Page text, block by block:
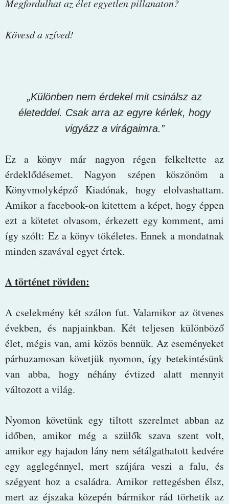
Megfordulhat az élet egyetlen pillanaton?
Kövesd a szíved!
„Különben nem érdekel mit csinálsz az
életeddel. Csak arra az egyre kérlek, hogy
vigyázz a virágaimra.”
Ez a könyv már nagyon régen felkeltette az
érdeklődésemet. Nagyon szépen köszönöm a
Könyvmolyképző Kiadónak, hogy elolvashattam.
Amikor a facebook-on kitettem a képet, hogy éppen
ezt a kötetet olvasom, érkezett egy komment, ami
így szólt: Ez a könyv tökéletes. Ennek a mondatnak
minden szavával egyet értek.
A történet röviden:
A cselekmény két szálon fut. Valamikor az ötvenes
években, és napjainkban. Két teljesen különböző
élet, mégis van, ami közös bennük. Az eseményeket
párhuzamosan követjük nyomon, így betekintésünk
van abba, hogy néhány évtized alatt mennyit
változott a világ.
Nyomon követünk egy tiltott szerelmet abban az
időben, amikor még a szülők szava szent volt,
amikor egy hajadon lány nem sétálgathatott kedvére
egy agglegénnyel, mert szájára veszi a falu, és
szégyent hoz a családra. Amikor rettegésben élsz,
mert az éjszaka közepén bármikor rád törhetik az